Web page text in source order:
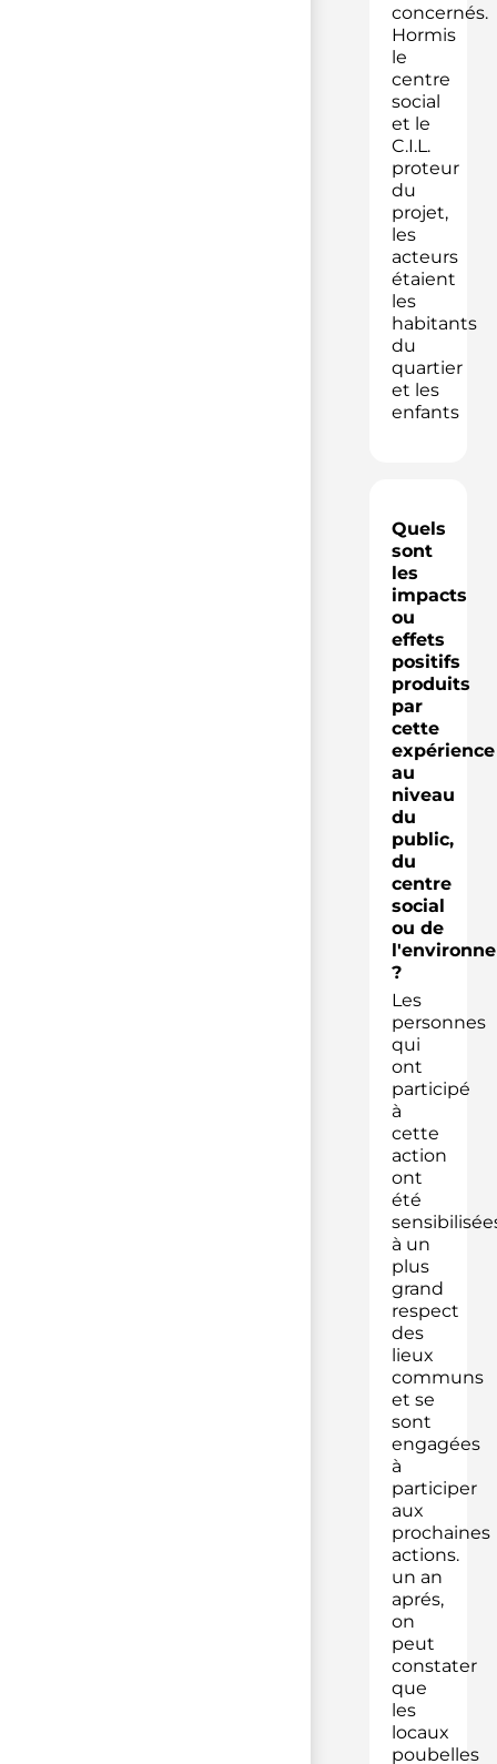
concernés.
Hormis
le
centre
social
et le
C.I.L.
proteur
du
projet,
les
acteurs
étaient
les
habitants
du
quartier
et les
enfants
Quels
sont
les
impacts
ou
effets
positifs
produits
par
cette
expérience
au
niveau
du
public,
du
centre
social
ou de
?
Les
personnes
qui
ont
participé
à
cette
action
ont
été
à un
plus
grand
respect
des
lieux
communs
et se
sont
engagées
à
participer
aux
prochaines
actions.
un an
aprés,
on
peut
constater
que
les
locaux
poubelles